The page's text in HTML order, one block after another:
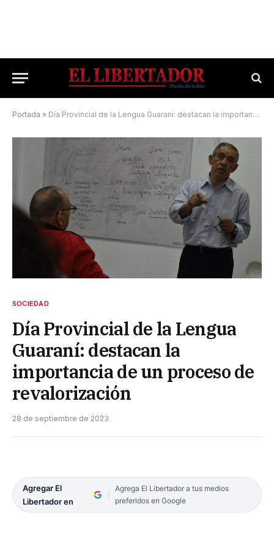
Portada » Día Provincial de la Lengua Guaraní: destacan la importancia de un proceso de revalorización
SOCIEDAD
Día Provincial de la Lengua
Guaraní: destacan la
importancia de un proceso de
revalorización
28 de septiembre de 2023
Agregar El
Libertador en
Agrega El Libertador a tus medios
preferidos en Google